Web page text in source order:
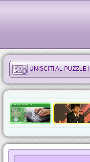
UNISCITI AL PUZZLE !